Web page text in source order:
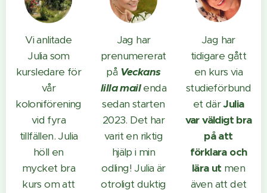
Vi anlitade
Julia som
kursledare för
vår
koloniförening
vid fyra
tillfällen. Julia
höll en
mycket bra
kurs om att
Jag har
prenumererat
på Veckans
lilla mailenda
sedan starten
2023. Det har
varit en riktig
hjälp i min
odling! Julia är
otroligt duktig
Jag har
tidigare gått
en kurs via
studieförbund
et därJulia
var väldigt bra
på att
förklara och
lära utmen
även att det